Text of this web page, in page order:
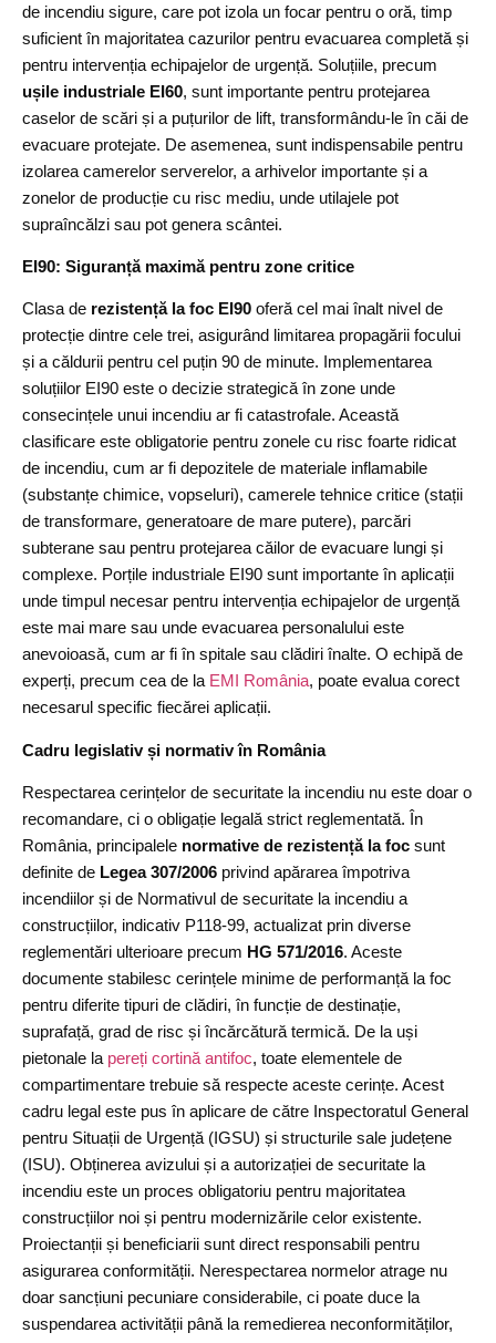
de incendiu sigure, care pot izola un focar pentru o oră, timp
suficient în majoritatea cazurilor pentru evacuarea completă și
pentru intervenția echipajelor de urgență. Soluțiile, precum
ușile industriale EI60, sunt importante pentru protejarea
caselor de scări și a puțurilor de lift, transformându-le în căi de
evacuare protejate. De asemenea, sunt indispensabile pentru
izolarea camerelor serverelor, a arhivelor importante și a
zonelor de producție cu risc mediu, unde utilajele pot
supraîncălzi sau pot genera scântei.
EI90: Siguranță maximă pentru zone critice
Clasa de rezistență la foc EI90 oferă cel mai înalt nivel de
protecție dintre cele trei, asigurând limitarea propagării focului
și a căldurii pentru cel puțin 90 de minute. Implementarea
soluțiilor EI90 este o decizie strategică în zone unde
consecințele unui incendiu ar fi catastrofale. Această
clasificare este obligatorie pentru zonele cu risc foarte ridicat
de incendiu, cum ar fi depozitele de materiale inflamabile
(substanțe chimice, vopseluri), camerele tehnice critice (stații
de transformare, generatoare de mare putere), parcări
subterane sau pentru protejarea căilor de evacuare lungi și
complexe. Porțile industriale EI90 sunt importante în aplicații
unde timpul necesar pentru intervenția echipajelor de urgență
este mai mare sau unde evacuarea personalului este
anevoioasă, cum ar fi în spitale sau clădiri înalte. O echipă de
experți, precum cea de la EMI România, poate evalua corect
necesarul specific fiecărei aplicații.
Cadru legislativ și normativ în România
Respectarea cerințelor de securitate la incendiu nu este doar o
recomandare, ci o obligație legală strict reglementată. În
România, principalele normative de rezistență la foc sunt
definite de Legea 307/2006 privind apărarea împotriva
incendiilor și de Normativul de securitate la incendiu a
construcțiilor, indicativ P118-99, actualizat prin diverse
reglementări ulterioare precum HG 571/2016. Aceste
documente stabilesc cerințele minime de performanță la foc
pentru diferite tipuri de clădiri, în funcție de destinație,
suprafață, grad de risc și încărcătură termică. De la uși
pietonale la pereți cortină antifoc, toate elementele de
compartimentare trebuie să respecte aceste cerințe. Acest
cadru legal este pus în aplicare de către Inspectoratul General
pentru Situații de Urgență (IGSU) și structurile sale județene
(ISU). Obținerea avizului și a autorizației de securitate la
incendiu este un proces obligatoriu pentru majoritatea
construcțiilor noi și pentru modernizările celor existente.
Proiectanții și beneficiarii sunt direct responsabili pentru
asigurarea conformității. Nerespectarea normelor atrage nu
doar sancțiuni pecuniare considerabile, ci poate duce la
suspendarea activității până la remedierea neconformităților,